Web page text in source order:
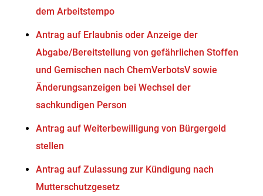
dem Arbeitstempo
Antrag auf Erlaubnis oder Anzeige der
Abgabe/Bereitstellung von gefährlichen Stoffen
und Gemischen nach ChemVerbotsV sowie
Änderungsanzeigen bei Wechsel der
sachkundigen Person
Antrag auf Weiterbewilligung von Bürgergeld
stellen
Antrag auf Zulassung zur Kündigung nach
Mutterschutzgesetz